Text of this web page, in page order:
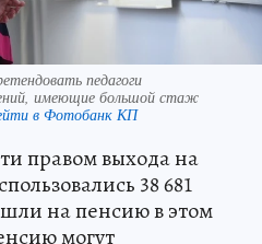
педагоги
имеющие большой стаж
в Фотобанк КП
правом выхода на
38 681
на пенсию в этом
могут